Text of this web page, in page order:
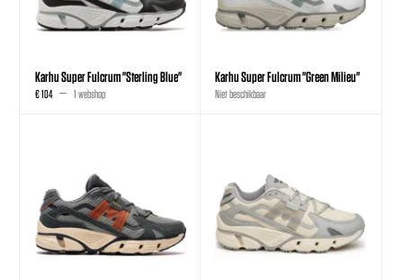
Karhu Super Fulcrum "Sterling Blue"
€ 104 1 webshop
Karhu Super Fulcrum "Green Milieu"
Niet beschikbaar